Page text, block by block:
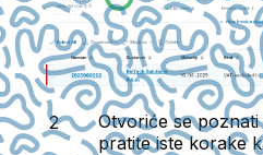
Otvoriće se
pratite iste korake